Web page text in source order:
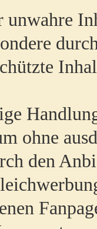
unwahre
ohne
den